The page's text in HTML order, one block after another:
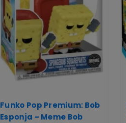
Funko Pop Premium: Bob
Esponja – Meme Bob